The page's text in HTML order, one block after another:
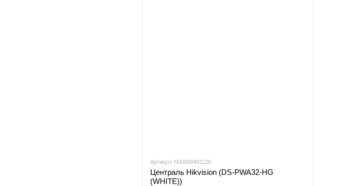
Артикул: H00000401126
Централь Hikvision (DS-PWA32-HG
(WHITE))